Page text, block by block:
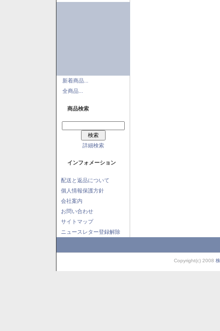
新着商品...
全商品...
商品検索
詳細検索
インフォメーション
配送と返品について
個人情報保護方針
会社案内
お問い合わせ
サイトマップ
ニュースレター登録解除
Copyright(c) 2008